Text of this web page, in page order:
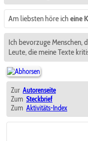
Am liebsten höre ich eine
Ich bevorzuge Menschen,
Leute, die meine Texte
Zur Autorenseite
Zum Steckbrief
Zum Aktivitäts-Index